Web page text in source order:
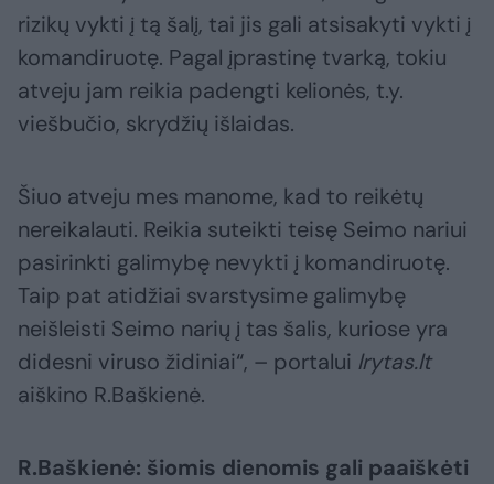
rizikų vykti į tą šalį, tai jis gali atsisakyti vykti į
komandiruotę. Pagal įprastinę tvarką, tokiu
atveju jam reikia padengti kelionės, t.y.
viešbučio, skrydžių išlaidas.
Šiuo atveju mes manome, kad to reikėtų
nereikalauti. Reikia suteikti teisę Seimo nariui
pasirinkti galimybę nevykti į komandiruotę.
Taip pat atidžiai svarstysime galimybę
neišleisti Seimo narių į tas šalis, kuriose yra
didesni viruso židiniai“, – portalui lrytas.lt
aiškino R.Baškienė.
R.Baškienė: šiomis dienomis gali paaiškėti